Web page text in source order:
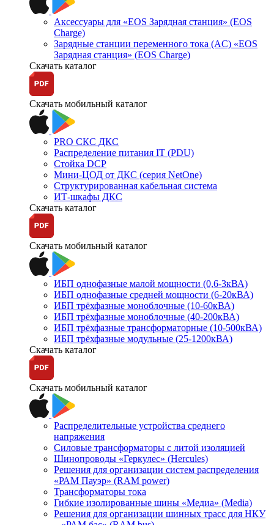
Аксессуары для «EOS Зарядная станция» (EOS
Charge)
Зарядные станции переменного тока (AC) «EOS
Зарядная станция» (EOS Charge)
Скачать каталог
Скачать мобильный каталог
PRO СКС ДКС
Распределение питания IT (PDU)
Стойка DCP
Мини-ЦОД от ДКС (серия NetOne)
Структурированная кабельная система
ИТ-шкафы ДКС
Скачать каталог
Скачать мобильный каталог
ИБП однофазные малой мощности (0,6-3кВА)
ИБП однофазные средней мощности (6-20кВА)
ИБП трёхфазные моноблочные (10-60кВА)
ИБП трёхфазные моноблочные (40-200кВА)
ИБП трёхфазные трансформаторные (10-500кВА)
ИБП трёхфазные модульные (25-1200кВА)
Скачать каталог
Скачать мобильный каталог
Распределительные устройства среднего
напряжения
Силовые трансформаторы с литой изоляцией
Шинопроводы «Геркулес» (Hercules)
Решения для организации систем распределения
«РАМ Пауэр» (RAM power)
Трансформаторы тока
Гибкие изолированные шины «Медиа» (Media)
Решения для организации шинных трасс для НКУ